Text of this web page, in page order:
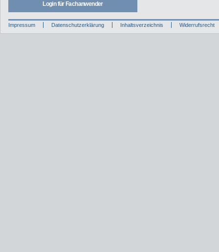
Login für Fachanwender
Impressum Datenschutzerklärung Inhaltsverzeichnis Widerrufsrecht